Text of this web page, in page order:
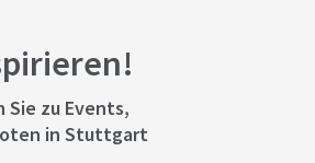
zu Events,
in Stuttgart